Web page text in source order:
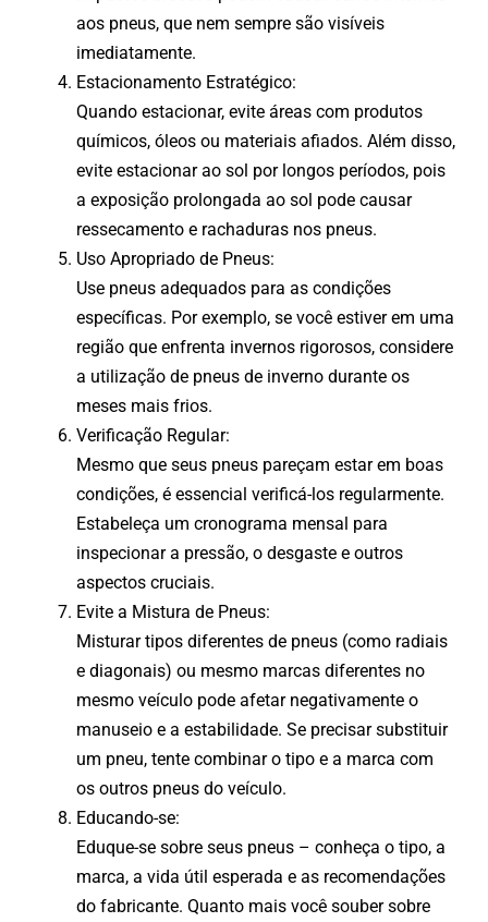
aos pneus, que nem sempre são visíveis
imediatamente.
Estacionamento Estratégico:
Quando estacionar, evite áreas com produtos
químicos, óleos ou materiais afiados. Além disso,
evite estacionar ao sol por longos períodos, pois
a exposição prolongada ao sol pode causar
ressecamento e rachaduras nos pneus.
Uso Apropriado de Pneus:
Use pneus adequados para as condições
específicas. Por exemplo, se você estiver em uma
região que enfrenta invernos rigorosos, considere
a utilização de pneus de inverno durante os
meses mais frios.
Verificação Regular:
Mesmo que seus pneus pareçam estar em boas
condições, é essencial verificá-los regularmente.
Estabeleça um cronograma mensal para
inspecionar a pressão, o desgaste e outros
aspectos cruciais.
Evite a Mistura de Pneus:
Misturar tipos diferentes de pneus (como radiais
e diagonais) ou mesmo marcas diferentes no
mesmo veículo pode afetar negativamente o
manuseio e a estabilidade. Se precisar substituir
um pneu, tente combinar o tipo e a marca com
os outros pneus do veículo.
Educando-se:
Eduque-se sobre seus pneus – conheça o tipo, a
marca, a vida útil esperada e as recomendações
do fabricante. Quanto mais você souber sobre